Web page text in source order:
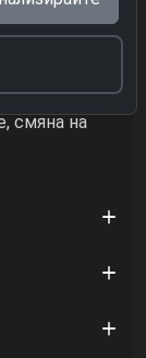
и
до
смяна на